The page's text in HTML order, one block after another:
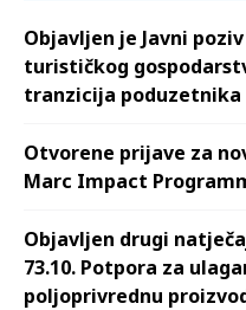
Objavljen je Javni
turističkog
tranzicija poduzetnika
Otvorene prijave za
Marc Impact
Objavljen drugi
73.10. Potpora za
poljoprivrednu